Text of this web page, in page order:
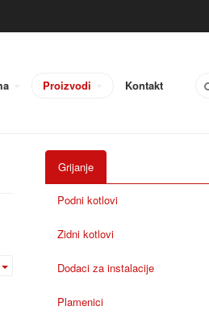
Proizvodi Kontakt
Grijanje
Podni kotlovi
Zidni kotlovi
Dodaci za instalacije
Plamenici